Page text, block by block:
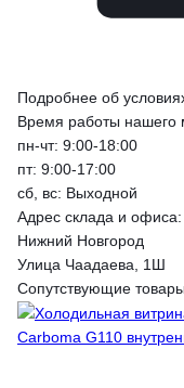
Подробнее об
Время работы нашего
пн-чт: 9:00-18:00
пт: 9:00-17:00
сб, вс: Выходной
Адрес склада и офиса:
Нижний Новгород
Улица Чаадаева, 1Ш
Сопутствующие товары